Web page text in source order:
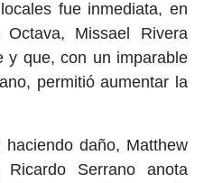
fue inmediata, en
Missael Rivera
y que, con un imparable
permitió aumentar la
daño, Matthew
Serrano anota